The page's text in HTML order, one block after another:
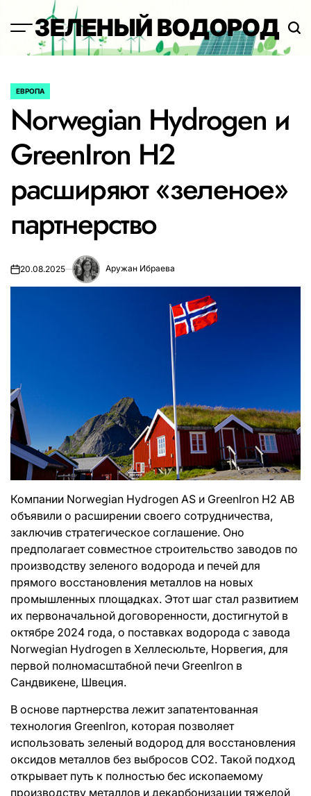
содержимому
ЗЕЛЕНЫЙ ВОДОРОД
ОПУБЛИКОВАНО
ЕВРОПА
Norwegian Hydrogen и
GreenIron H2
расширяют «зеленое»
партнерство
20.08.2025 Аружан Ибраева
Компании Norwegian Hydrogen AS и GreenIron H2 AB
объявили о расширении своего сотрудничества,
заключив стратегическое соглашение. Оно
предполагает совместное строительство заводов по
производству зеленого водорода и печей для
прямого восстановления металлов на новых
промышленных площадках. Этот шаг стал развитием
их первоначальной договоренности, достигнутой в
октябре 2024 года, о поставках водорода с завода
Norwegian Hydrogen в Хеллесюльте, Норвегия, для
первой полномасштабной печи GreenIron в
Сандвикене, Швеция.
В основе партнерства лежит запатентованная
технология GreenIron, которая позволяет
использовать зеленый водород для восстановления
оксидов металлов без выбросов CO2. Такой подход
открывает путь к полностью бес ископаемому
производству металлов и декарбонизации тяжелой